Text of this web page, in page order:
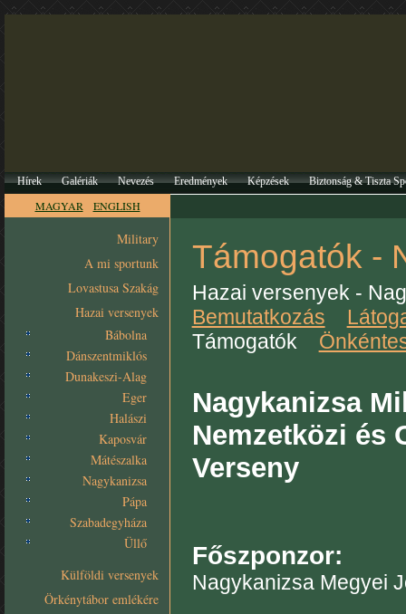
Hírek Galériák Nevezés Eredmények Képzések Biztonság & Tiszta
MAGYAR ENGLISH
Military
A mi sportunk
Lovastusa Szakág
Hazai versenyek
Bábolna
Dánszentmiklós
Dunakeszi-Alag
Eger
Halászi
Kaposvár
Mátészalka
Nagykanizsa
Pápa
Szabadegyháza
Üllő
Külföldi versenyek
Örkénytábor emlékére
Támogatók -
Hazai versenyek -
Bemutatkozás
Támogatók
Nagykanizsa
Nemzetközi és
Verseny
Főszponzor:
Nagykanizsa Megyei